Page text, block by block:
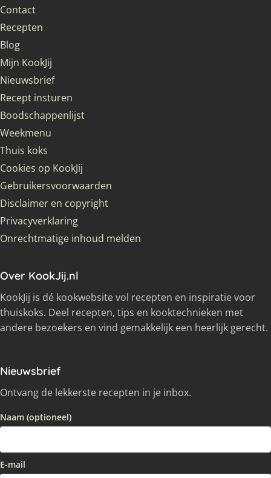
Contact
Recepten
Blog
Mijn KookJij
Nieuwsbrief
Recept insturen
Boodschappenlijst
Weekmenu
Thuis koks
Cookies op KookJij
Gebruikersvoorwaarden
Disclaimer en copyright
Privacyverklaring
Onrechtmatige inhoud melden
Over KookJij.nl
KookJij is dé kookwebsite vol recepten en inspiratie voor
thuiskoks. Deel recepten, tips en kooktechnieken met
andere bezoekers en vind gemakkelijk een heerlijk gerecht.
Nieuwsbrief
Ontvang de lekkerste recepten in je inbox.
Naam (optioneel)
E-mail